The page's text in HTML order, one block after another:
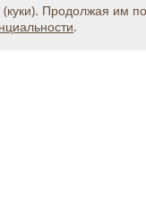
Продолжая им
.